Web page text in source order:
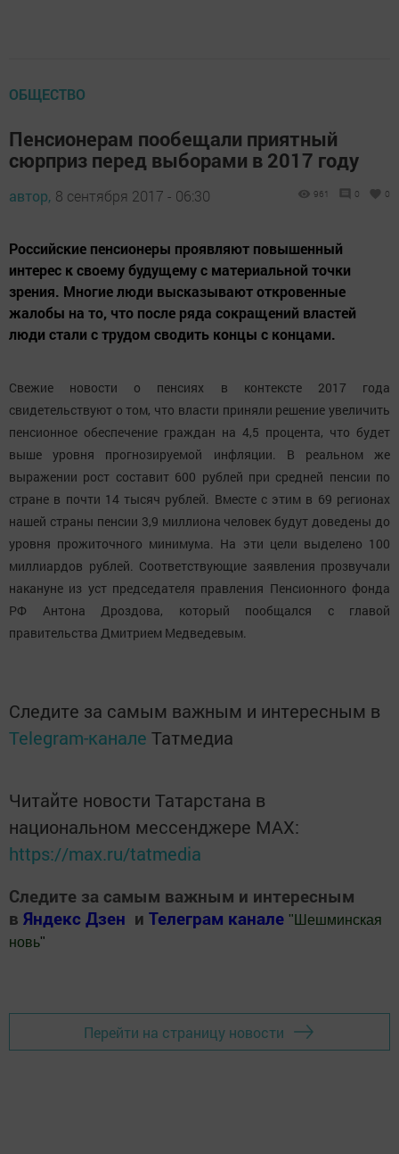
ОБЩЕСТВО
Пенсионерам пообещали приятный
сюрприз перед выборами в 2017 году
автор, 8 сентября 2017 - 06:30 961 0 0
Российские пенсионеры проявляют повышенный
интерес к своему будущему с материальной точки
зрения. Многие люди высказывают откровенные
жалобы на то, что после ряда сокращений властей
люди стали с трудом сводить концы с концами.
Свежие новости о пенсиях в контексте 2017 года
свидетельствуют о том, что власти приняли решение увеличить
пенсионное обеспечение граждан на 4,5 процента, что будет
выше уровня прогнозируемой инфляции. В реальном же
выражении рост составит 600 рублей при средней пенсии по
стране в почти 14 тысяч рублей. Вместе с этим в 69 регионах
нашей страны пенсии 3,9 миллиона человек будут доведены до
уровня прожиточного минимума. На эти цели выделено 100
миллиардов рублей. Соответствующие заявления прозвучали
накануне из уст председателя правления Пенсионного фонда
РФ Антона Дроздова, который пообщался с главой
правительства Дмитрием Медведевым.
Следите за самым важным и интересным в
Telegram-канале Татмедиа
Читайте новости Татарстана в
национальном мессенджере MАХ:
https://max.ru/tatmedia
Следите за самым важным и интересным
в Яндекс Дзен и Телеграм канале " Шешминская
новь"
Перейти на страницу новости